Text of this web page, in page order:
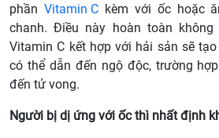
phần Vitamin Ckèm với ốc hoặc
chanh. Điều này hoàn toàn
Vitamin C kết hợp với hải sản sẽ
có thể dẫn đến ngộ độc, trường
đến tử vong.
Người bị dị ứng với ốc thì nhất định